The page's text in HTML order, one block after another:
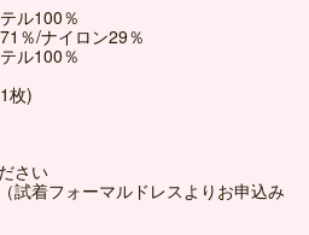
ル100％
％/ナイロン29％
ル100％
枚)
さい
試着フォーマルドレスよりお申込み